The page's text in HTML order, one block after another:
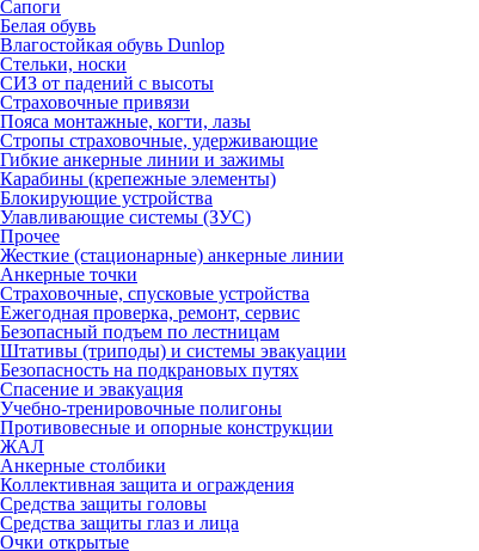
Сапоги
Белая обувь
Влагостойкая обувь Dunlop
Стельки, носки
СИЗ от падений с высоты
Страховочные привязи
Пояса монтажные, когти, лазы
Стропы страховочные, удерживающие
Гибкие анкерные линии и зажимы
Карабины (крепежные элементы)
Блокирующие устройства
Улавливающие системы (ЗУС)
Прочее
Жесткие (стационарные) анкерные линии
Анкерные точки
Страховочные, спусковые устройства
Ежегодная проверка, ремонт, сервис
Безопасный подъем по лестницам
Штативы (триподы) и системы эвакуации
Безопасность на подкрановых путях
Спасение и эвакуация
Учебно-тренировочные полигоны
Противовесные и опорные конструкции
ЖАЛ
Анкерные столбики
Коллективная защита и ограждения
Средства защиты головы
Средства защиты глаз и лица
Очки открытые